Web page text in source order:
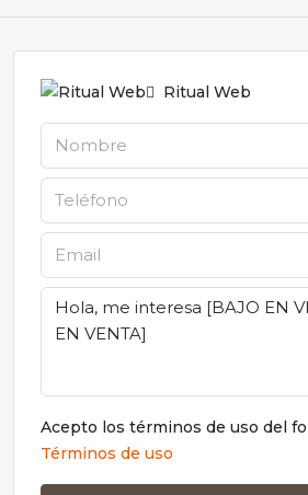
Ritual Web
Acepto los términos de uso del
Términos de uso